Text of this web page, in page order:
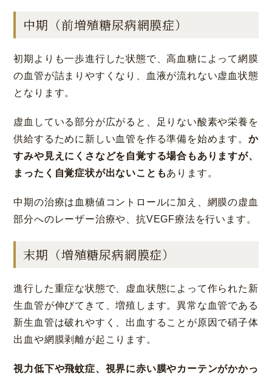
中期（前増殖糖尿病網膜症）
初期よりも一歩進行した状態で、高血糖によって網膜
の血管が詰まりやすくなり、血液が流れない虚血状態
となります。
虚血している部分が広がると、足りない酸素や栄養を
供給するために新しい血管を作る準備を始めます。 か
すみや見えにくさなどを自覚する場合もありますが、
まったく自覚症状が出ないこともあります。
中期の治療は血糖値コントロールに加え、網膜の虚血
部分へのレーザー治療や、抗VEGF療法を行います。
末期（増殖糖尿病網膜症）
進行した重症な状態で、虚血状態によって作られた新
生血管が伸びてきて、増殖します。異常な血管である
新生血管は破れやすく、出血することが原因で硝子体
出血や網膜剥離が起こります。
視力低下や飛蚊症、視界に赤い膜やカーテンがかかっ